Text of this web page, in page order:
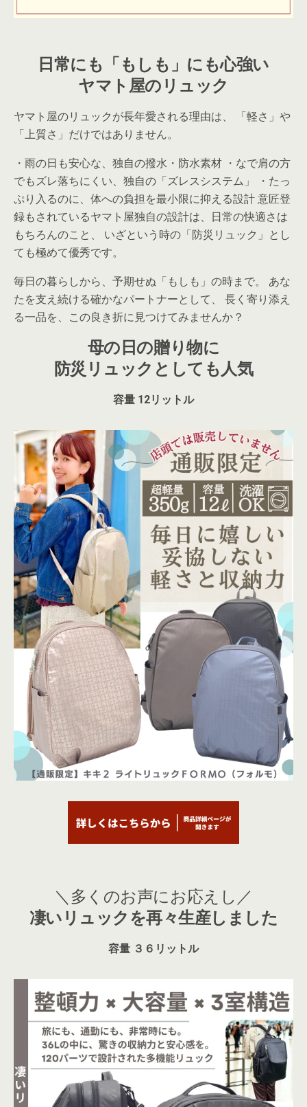
日常にも「もしも」にも心強い
ヤマト屋のリュック
ヤマト屋のリュックが長年愛される理由は、 「軽さ」や
「上質さ」だけではありません。
・雨の日も安心な、独自の撥水・防水素材 ・なで肩の方
でもズレ落ちにくい、独自の「ズレスシステム」 ・たっ
ぷり入るのに、体への負担を最小限に抑える設計 意匠登
録もされているヤマト屋独自の設計は、日常の快適さは
もちろんのこと、 いざという時の「防災リュック」とし
ても極めて優秀です。
毎日の暮らしから、予期せぬ「もしも」の時まで。 あな
たを支え続ける確かなパートナーとして、 長く寄り添え
る一品を、この良き折に見つけてみませんか？
母の日の贈り物に
防災リュックとしても人気
容量 12リットル
＼多くのお声にお応えし／
凄いリュックを再々生産しました
容量 ３６リットル